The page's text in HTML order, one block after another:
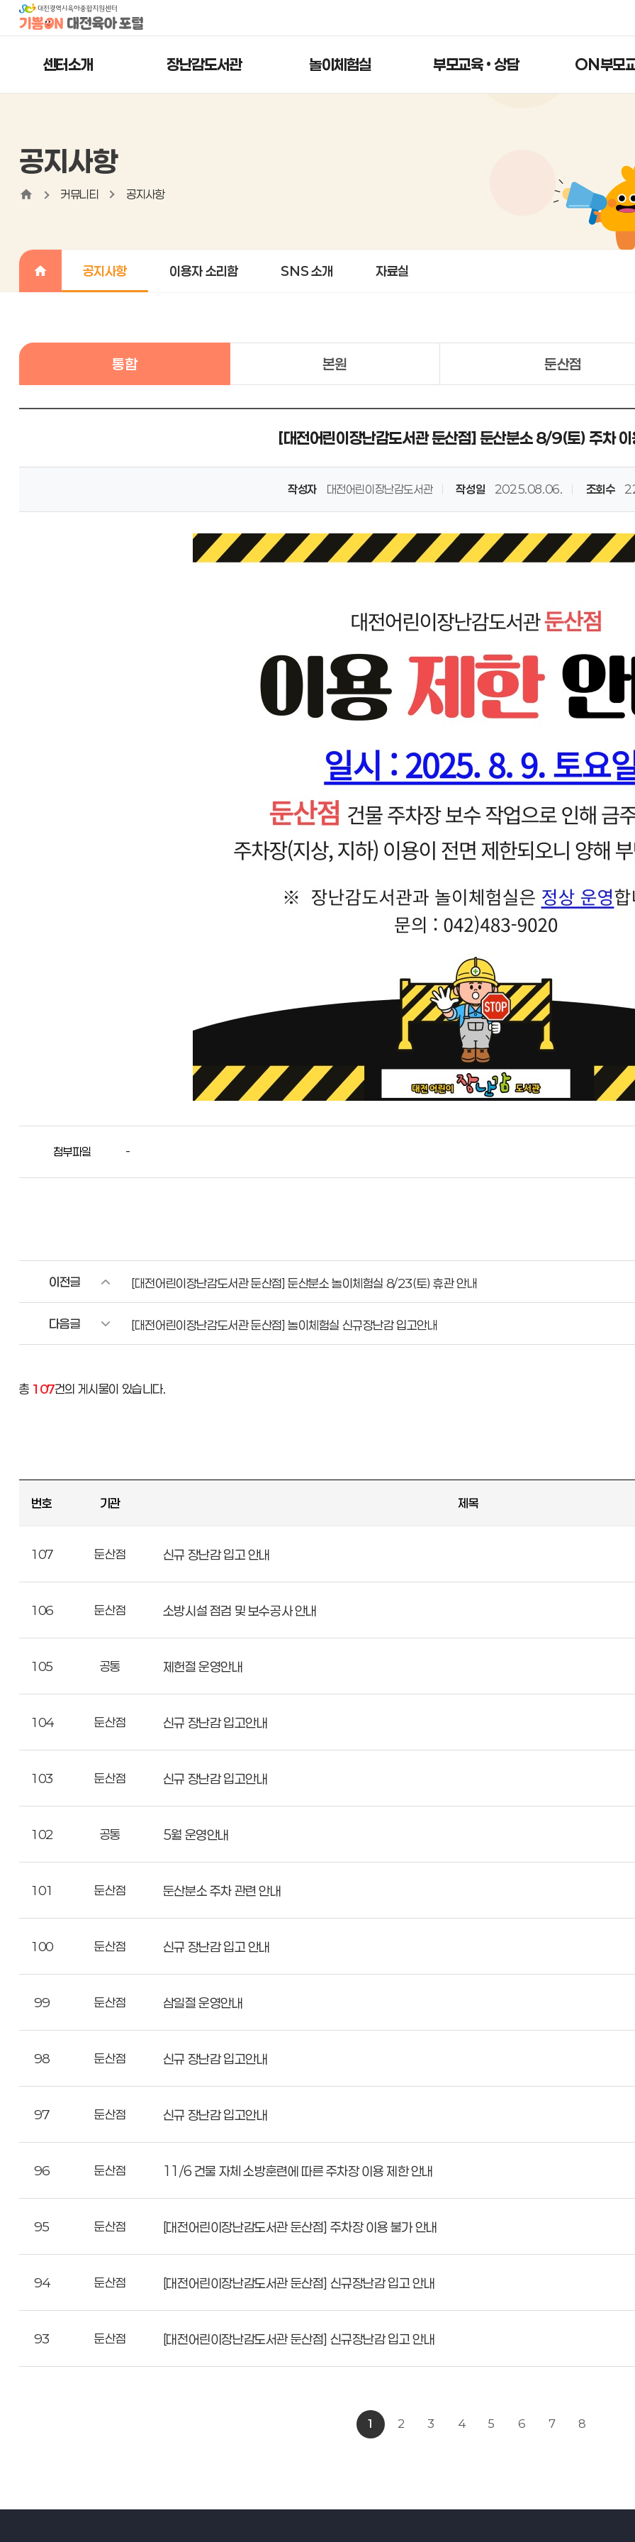
센터소개 장난감도서관 놀이체험실 부모교육 • 상담 ON부모
공지사항
커뮤니티 공지사항
공지사항 이용자 소리함 SNS 소개 자료실
통합 본원 둔산점
[대전어린이장난감도서관 둔산점] 둔산분소 8/9(토) 주차 이
작성자 대전어린이장난감도서관 작성일 2025.08.06. 조회수
첨부파일 -
이전글 [대전어린이장난감도서관 둔산점] 둔산분소 놀이체험실 8/23(토) 휴관 안내
다음글 [대전어린이장난감도서관 둔산점] 놀이체험실 신규장난감 입고안내
총 107건의 게시물이 있습니다.
번호 기관 제목
107 둔산점 신규 장난감 입고 안내
106 둔산점 소방시설 점검 및 보수공사 안내
105 공통 제헌절 운영안내
104 둔산점 신규 장난감 입고안내
103 둔산점 신규 장난감 입고안내
102 공통 5월 운영안내
101 둔산점 둔산분소 주차 관련 안내
100 둔산점 신규 장난감 입고 안내
99 둔산점 삼일절 운영안내
98 둔산점 신규 장난감 입고안내
97 둔산점 신규 장난감 입고안내
96 둔산점 11/6 건물 자체 소방훈련에 따른 주차장 이용 제한 안내
95 둔산점 [대전어린이장난감도서관 둔산점] 주차장 이용 불가 안내
94 둔산점 [대전어린이장난감도서관 둔산점] 신규장난감 입고 안내
93 둔산점 [대전어린이장난감도서관 둔산점] 신규장난감 입고 안내
1 2 3 4 5 6 7 8